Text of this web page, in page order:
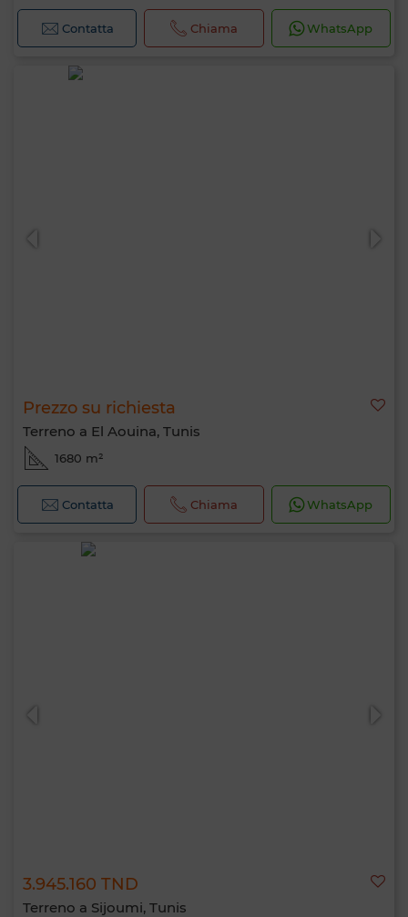
Contatta Chiama WhatsApp
Prezzo su richiesta
Terreno a El Aouina, Tunis
1680 m²
Contatta Chiama WhatsApp
3.945.160 TND
Terreno a Sijoumi, Tunis